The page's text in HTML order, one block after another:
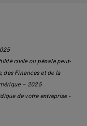
civile ou pénale peut-
des Finances et de la
– 2025
de votre entreprise-